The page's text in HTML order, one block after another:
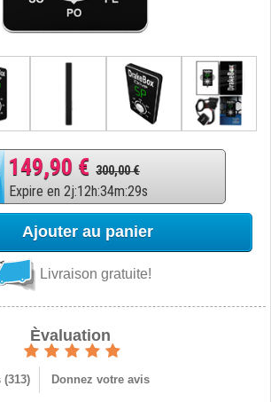
149,90 € 300,00 €
Expire en 2j:12h:34m:28s
Ajouter au panier
Livraison gratuite!
Èvaluation
(313) Donnez votre avis